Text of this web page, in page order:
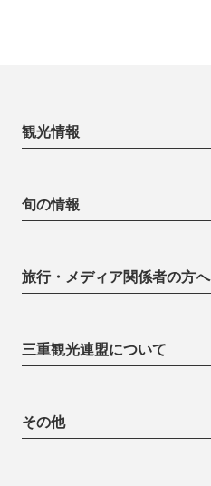
観光情報
旬の情報
旅行・メディア関係者の方へ
三重観光連盟について
その他